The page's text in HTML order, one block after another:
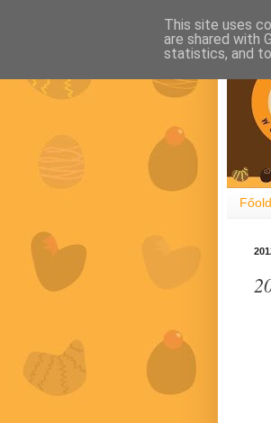
This site uses
are shared with
statistics, and